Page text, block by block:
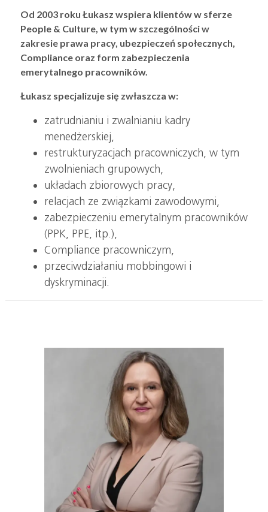
Od 2003 roku Łukasz wspiera klientów w sferze
People & Culture, w tym w szczególności w
zakresie prawa pracy, ubezpieczeń społecznych,
Compliance oraz form zabezpieczenia
emerytalnego pracowników.
Łukasz specjalizuje się zwłaszcza w:
zatrudnianiu i zwalnianiu kadry
menedżerskiej,
restrukturyzacjach pracowniczych, w tym
zwolnieniach grupowych,
układach zbiorowych pracy,
relacjach ze związkami zawodowymi,
zabezpieczeniu emerytalnym pracowników
(PPK, PPE, itp.),
Compliance pracowniczym,
przeciwdziałaniu mobbingowi i
dyskryminacji.